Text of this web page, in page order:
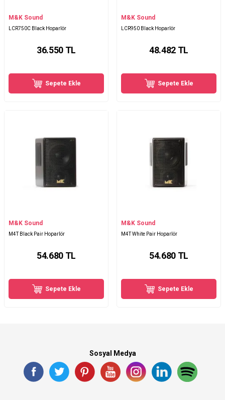
M&K Sound
LCR750C Black Hoparlör
36.550TL
Sepete Ekle
M&K Sound
LCR950 Black Hoparlör
48.482TL
Sepete Ekle
M&K Sound
M4T Black Pair Hoparlör
54.680TL
Sepete Ekle
M&K Sound
M4T White Pair Hoparlör
54.680TL
Sepete Ekle
Sosyal Medya